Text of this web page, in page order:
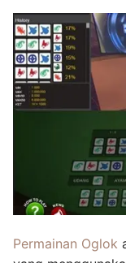
Permainan Oglok